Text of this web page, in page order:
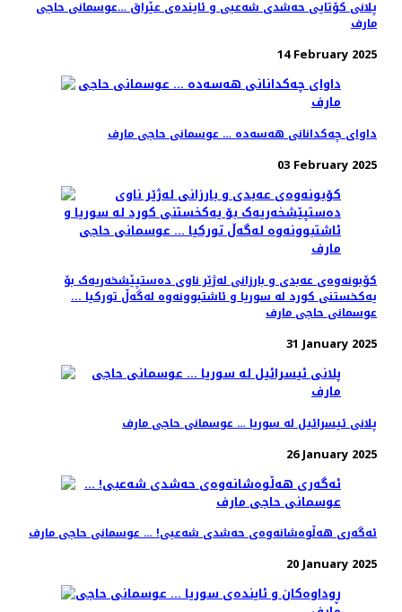
پلانی کۆتایی حەشدی شەعبی و ئایندەی عێراق …عوسمانی حاجی
مارف
14 February 2025
داوای چەکدانانی هەسەدە … عوسمانی حاجی مارف
03 February 2025
کۆبونەوەی عەبدی و بارزانی لەژێر ناوی دەستپێشخەریەک بۆ
یەکخستنی کورد لە سوریا و ئاشتبوونەوە لەگەڵ تورکیا ...
عوسمانی حاجی مارف
31 January 2025
پلانی ئیسرائیل لە سوریا … عوسمانی حاجی مارف
26 January 2025
ئەگەری هەڵوەشانەوەی حەشدی شەعبی! … عوسمانی حاجی مارف
20 January 2025